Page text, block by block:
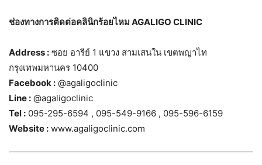
ช่องทางการติดต่อคลินิกร้อยไหม AGALIGO CLINIC
Address : ซอย อารีย์ 1 แขวง สามเสนใน เขตพญาไท
กรุงเทพมหานคร 10400
Facebook : @agaligoclinic
Line : @agaligoclinic
Tel : 095-295-6594 , 095-549-9166 , 095-596-6159
Website : www.agaligoclinic.com